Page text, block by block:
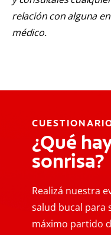
relación con alguna
médico.
¿Qué
sonrisa?
Realizá nuestra
salud bucal para
máximo partido